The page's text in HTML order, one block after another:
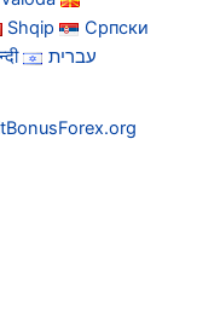
Shqip
Српски
עברית